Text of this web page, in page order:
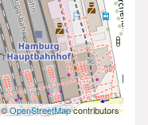
©OpenStreetMapcontributors